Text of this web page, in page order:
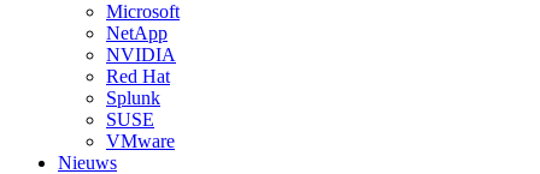
Microsoft
NetApp
NVIDIA
Red Hat
Splunk
SUSE
VMware
Nieuws